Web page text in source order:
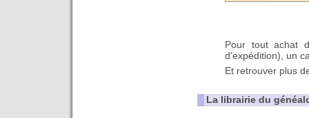
Pour tout achat
d'expédition), un
Et retrouver plus
La librairie du